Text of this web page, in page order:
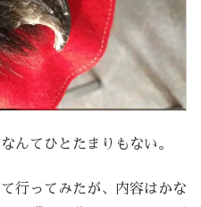
んてひとたまりもない。
行ってみたが、内容はかな